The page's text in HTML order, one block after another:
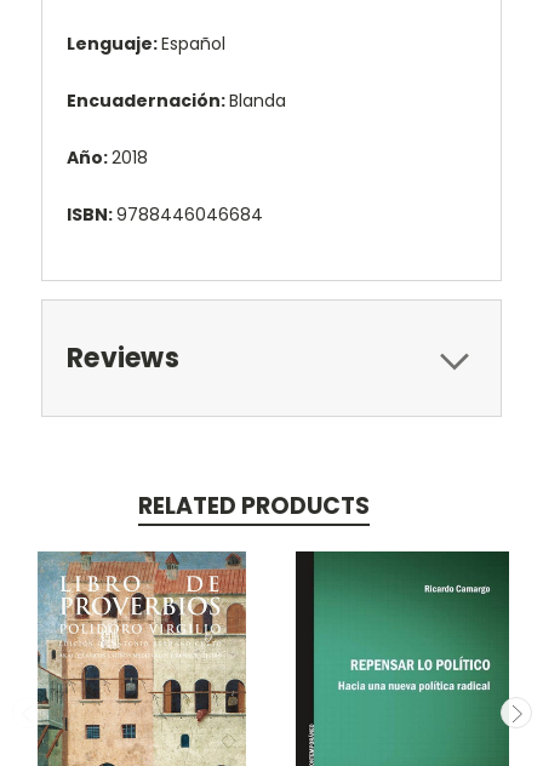
Lenguaje:Español
Encuadernación:Blanda
Año:2018
ISBN:9788446046684
Reviews
RELATED PRODUCTS